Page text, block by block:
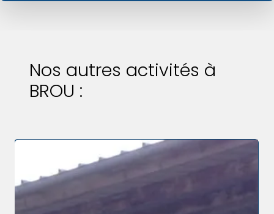
Nos autres activités à
BROU :